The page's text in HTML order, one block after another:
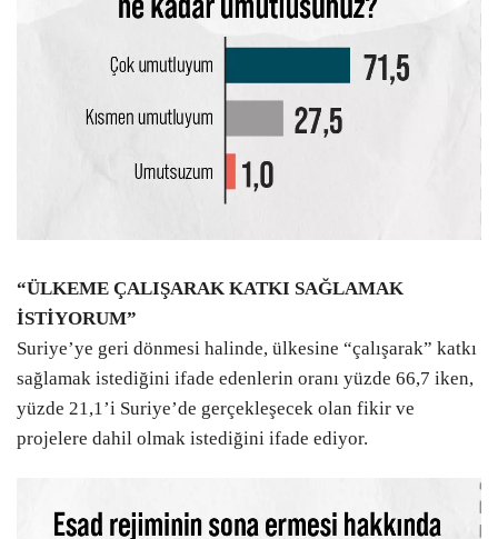
“ÜLKEME ÇALIŞARAK KATKI SAĞLAMAK
İSTİYORUM”
Suriye’ye geri dönmesi halinde, ülkesine “çalışarak” katkı
sağlamak istediğini ifade edenlerin oranı yüzde 66,7 iken,
yüzde 21,1’i Suriye’de gerçekleşecek olan fikir ve
projelere dahil olmak istediğini ifade ediyor.